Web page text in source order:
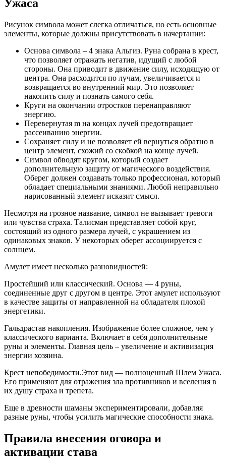
Ужаса
Рисунок символа может слегка отличаться, но есть основные
элементы, которые должны присутствовать в начертании:
Основа символа – 4 знака Альгиз. Руна собрана в крест,
что позволяет отражать негатив, идущий с любой
стороны. Она приводит в движение силу, исходящую от
центра. Она расходится по лучам, увеличивается и
возвращается во внутренний мир. Это позволяет
накопить силу и познать самого себя.
Круги на окончании отростков перенаправляют
энергию.
Перевернутая m на концах лучей предотвращает
рассеиванию энергии.
Сохраняет силу и не позволяет ей вернуться обратно в
центр элемент, схожий со скобкой на конце лучей.
Символ обводят кругом, который создает
дополнительную защиту от магического воздействия.
Оберег должен создавать только профессионал, который
обладает специальными знаниями. Любой неправильно
нарисованный элемент исказит смысл.
Несмотря на грозное название, символ не вызывает тревоги
или чувства страха. Талисман представляет собой круг,
состоящий из одного размера лучей, с украшением из
одинаковых знаков. У некоторых оберег ассоциируется с
солнцем.
Амулет имеет несколько разновидностей:
Простейший или классический. Основа — 4 руны,
соединенные друг с другом в центре. Этот амулет используют
в качестве защиты от направленной на обладателя плохой
энергетики.
Гальдрастав накопления. Изображение более сложное, чем у
классического варианта. Включает в себя дополнительные
руны и элементы. Главная цель – увеличение и активизация
энергии хозяина.
Крест непобедимости.Этот вид — полноценный Шлем Ужаса.
Его применяют для отражения зла противников и вселения в
их душу страха и трепета.
Еще в древности шаманы экспериментировали, добавляя
разные руны, чтобы усилить магические способности знака.
Правила внесения оговора и
активации става